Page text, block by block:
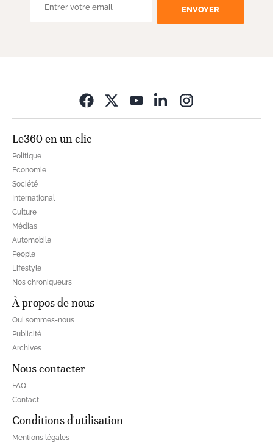
ENVOYER
Le360 en un clic
Politique
Economie
Société
International
Culture
Médias
Automobile
People
Lifestyle
Nos chroniqueurs
À propos de nous
Qui sommes-nous
Publicité
Archives
Nous contacter
FAQ
Contact
Conditions d'utilisation
Mentions légales